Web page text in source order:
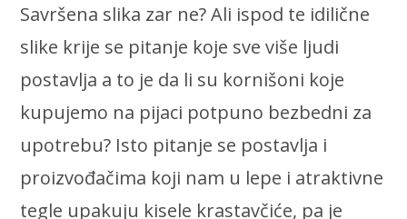
Savršena slika zar ne? Ali ispod te idilične
slike krije se pitanje koje sve više ljudi
postavlja a to je da li su kornišoni koje
kupujemo na pijaci potpuno bezbedni za
upotrebu? Isto pitanje se postavlja i
proizvođačima koji nam u lepe i atraktivne
tegle upakuju kisele krastavčiće, pa je